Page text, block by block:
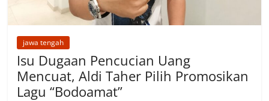
jawa tengah
Isu Dugaan Pencucian Uang
Mencuat, Aldi Taher Pilih Promosikan
Lagu “Bodoamat”